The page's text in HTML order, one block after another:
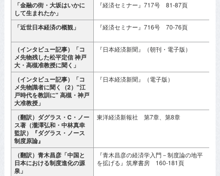
「金融の街・大坂はいかに
して生まれたか」
『経済セミナー』717号 81-87頁
「近世日本経済の概観」 『経済セミナー』716号 70-76頁
（インタビュー記事）「コ
メ先物残した松平定信 神戸
大・高槻准教授に聞く」
『日本経済新聞』（朝刊・電子版）
（インタビュー記事）「コ
メ先物識者に聞く（2）"江
戸時代を教訓に" 高槻・神戸
大准教授」
『日本経済新聞』（電子版）
（翻訳）ダグラス・C・ノー
ス著（瀧澤弘和・中林真幸
監訳）『ダグラス・ノース
制度原論』
東洋経済新報社 第7章、第8章
（翻訳）青木昌彦「中国と
日本における制度進化の源
泉」
『青木昌彦の経済学入門－制度論の地平
を拡げる』筑摩書房 160-181頁